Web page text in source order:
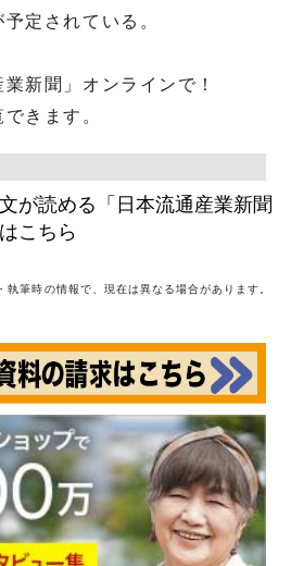
定されている。
新聞」オンラインで！
きます。
が読める「日本流通産業新聞
こちら
執筆時の情報で、現在は異なる場合があります。